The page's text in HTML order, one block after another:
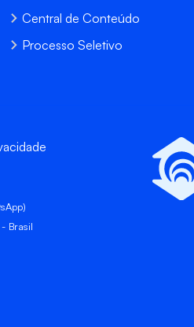
Central de Conteúdo
Processo Seletivo
Brasil